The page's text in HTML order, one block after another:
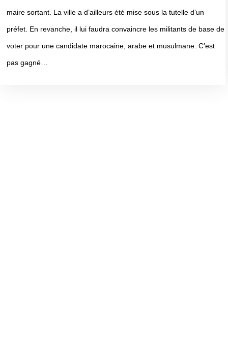
maire sortant. La ville a d’ailleurs été mise sous la tutelle d’un
préfet. En revanche, il lui faudra convaincre les militants de base de
voter pour une candidate marocaine, arabe et musulmane. C’est
pas gagné…